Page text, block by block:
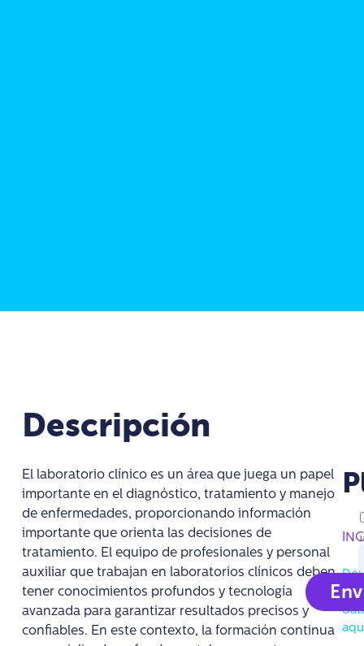
Descripción
El laboratorio clínico es un área que juega un papel
importante en el diagnóstico, tratamiento y manejo
de enfermedades, proporcionando información
importante que orienta las decisiones de
tratamiento. El equipo de profesionales y personal
auxiliar que trabajan en laboratorios clínicos deben
tener conocimientos profundos y tecnología
avanzada para garantizar resultados precisos y
confiables. En este contexto, la formación continua
tus